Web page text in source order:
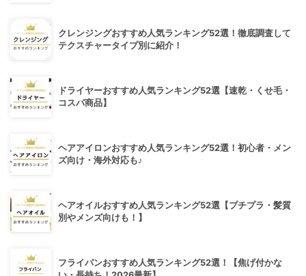
クレンジングおすすめ人気ランキング52選！徹底調査して
テクスチャータイプ別に紹介！
ドライヤーおすすめ人気ランキング52選【速乾・くせ毛・
コスパ商品】
ヘアアイロンおすすめ人気ランキング52選！初心者・メン
ズ向け・海外対応も♪
ヘアオイルおすすめ人気ランキング52選【プチプラ・髪質
別やメンズ向けも！】
フライパンおすすめ人気ランキング52選！【焦げ付かな